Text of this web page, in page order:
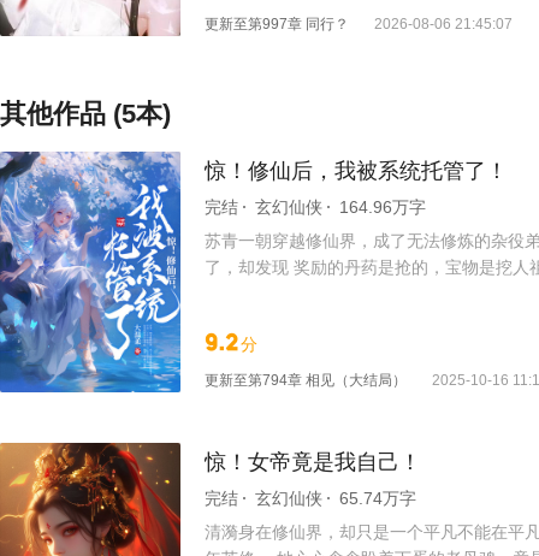
更新至第997章 同行？ 2026-08-06 21:45:07
其他作品 (5本)
惊！修仙后，我被系统托管了！
完结 玄幻仙侠
164.96万字
苏青一朝穿越修仙界，成了无法修炼的杂役
了，却发现 奖励的丹药是抢的，宝物是挖
9.2分
更新至第794章 相见（大结局） 2025-10-16
惊！女帝竟是我自己！
完结 玄幻仙侠
65.74万字
清漪身在修仙界，却只是一个平凡不能在平